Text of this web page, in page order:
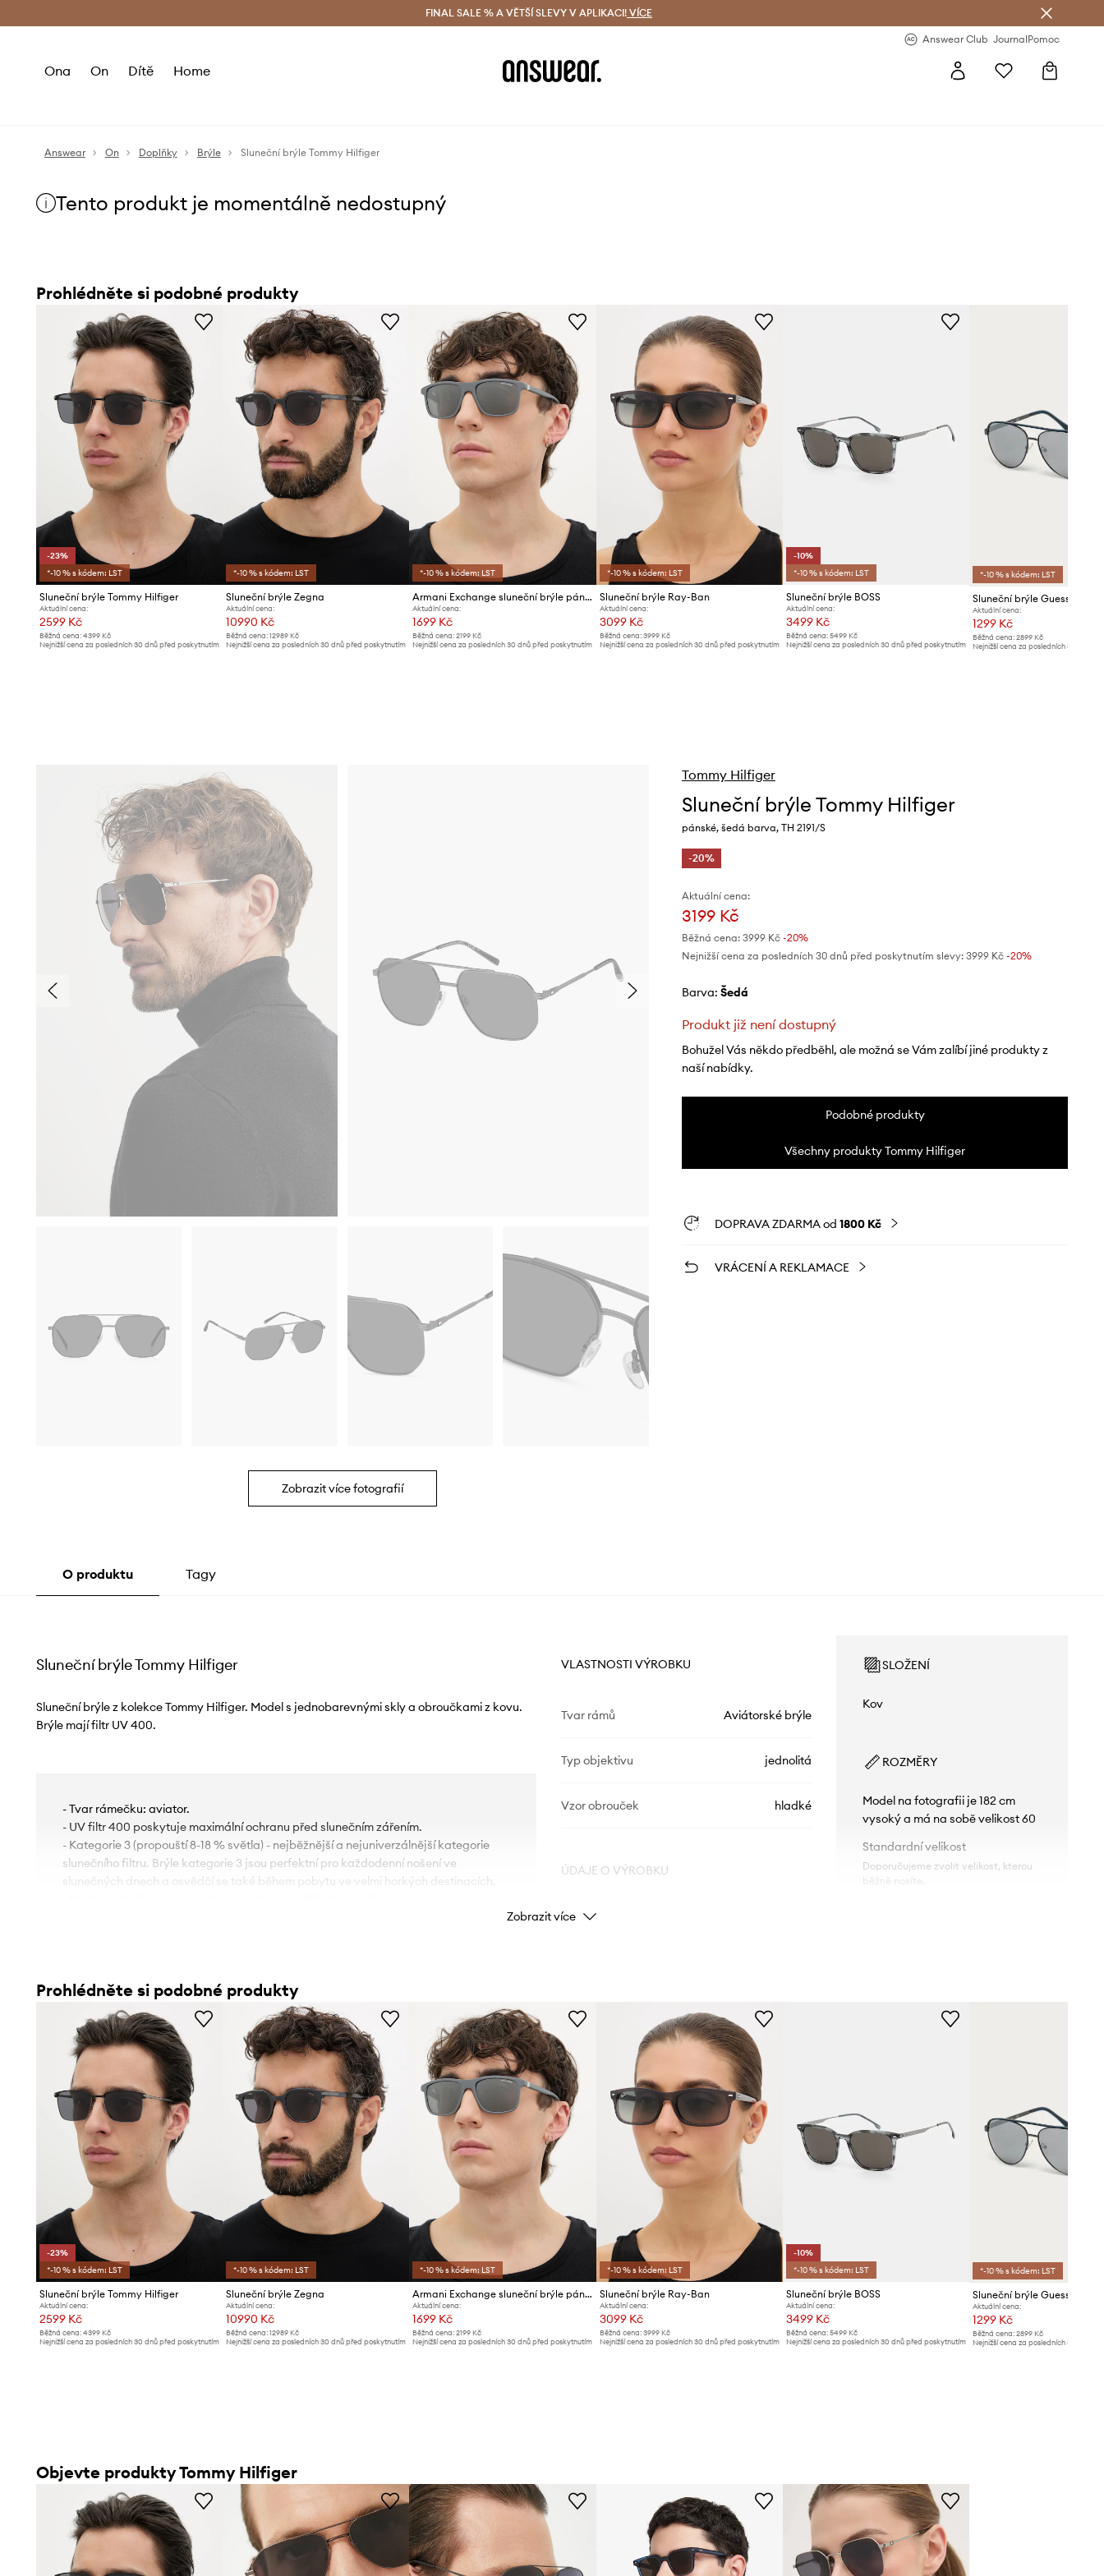
Doručení a vrácení zdarma (od 1800 Kč) Doručení i do 24 h
FINAL SALE % A VĚTŠÍ SLEVY V APLIKACI! VÍCE
Answear Club JournalPomoc
Ona On Dítě Home
Answear On Doplňky Brýle Sluneční brýle Tommy Hilfiger
Tento produkt je momentálně nedostupný
Prohlédněte si podobné produkty
-23%
*-10 % s kódem: LST
Sluneční brýle Tommy Hilfiger
Aktuální cena:
2599 Kč
Běžná cena: 4399 Kč
Nejnižší cena za posledních 30 dnů před poskytnutím
*-10 % s kódem: LST
Sluneční brýle Zegna
Aktuální cena:
10990 Kč
Běžná cena:12989 Kč
Nejnižší cena za posledních 30 dnů před poskytnutím
*-10 % s kódem: LST
Armani Exchange sluneční brýle pánské
Aktuální cena:
1699 Kč
Běžná cena: 2199 Kč
Nejnižší cena za posledních 30 dnů před poskytnutím
*-10 % s kódem: LST
Sluneční brýle Ray-Ban
Aktuální cena:
3099 Kč
Běžná cena: 3999 Kč
Nejnižší cena za posledních 30 dnů před poskytnutím
-10%
*-10 % s kódem: LST
Sluneční brýle BOSS
Aktuální cena:
3499 Kč
Běžná cena:5499 Kč
Nejnižší cena za posledních 30 dnů před poskytnutím
*-10 % s kódem: LST
Sluneční brýle Guess
Aktuální cena:
1299 Kč
Běžná cena: 2899 Kč
Nejnižší cena za posledních 30 dnů
Zobrazit více fotografií
Tommy Hilfiger
Sluneční brýle Tommy Hilfiger
pánské, šedá barva, TH 2191/S
-20%
Aktuální cena:
3199 Kč
Běžná cena: 3999 Kč-20%
Nejnižší cena za posledních 30 dnů před poskytnutím slevy: 3999 Kč -20%
Barva: šedá
Produkt již není dostupný
Bohužel Vás někdo předběhl, ale možná se Vám zalíbí jiné produkty z
naší nabídky.
Podobné produkty
Všechny produkty Tommy Hilfiger
DOPRAVA ZDARMA od 1800 Kč
VRÁCENÍ A REKLAMACE
O produktu Tagy
Sluneční brýle Tommy Hilfiger
Sluneční brýle z kolekce Tommy Hilfiger. Model s jednobarevnými skly a obroučkami z kovu.
Brýle mají filtr UV 400.
- Tvar rámečku: aviator.
- UV filtr 400 poskytuje maximální ochranu před slunečním zářením.
- Kategorie 3 (propouští 8-18 % světla) - nejběžnější a nejuniverzálnější kategorie
slunečního filtru. Brýle kategorie 3 jsou perfektní pro každodenní nošení ve
slunečných dnech a osvědčí se také během pobytu ve velmi horkých destinacích.
VLASTNOSTI VÝROBKU
Tvar rámů Aviátorské brýle
Typ objektivu jednolitá
Vzor obrouček hladké
ÚDAJE O VÝROBKU
Kód výrobce
Značka Tommy Hilfiger
ID produktu
SLOŽENÍ
Kov
ROZMĚRY
Model na fotografii je 182 cm
vysoký a má na sobě velikost 60
Standardní velikost
Doporučujeme zvolit velikost, kterou
běžně nosíte.
Kategorie filtru: Kat. 3
Zobrazit více
Prohlédněte si podobné produkty
-23%
*-10 % s kódem: LST
Sluneční brýle Tommy Hilfiger
Aktuální cena:
2599 Kč
Běžná cena: 4399 Kč
Nejnižší cena za posledních 30 dnů před poskytnutím
*-10 % s kódem: LST
Sluneční brýle Zegna
Aktuální cena:
10990 Kč
Běžná cena:12989 Kč
Nejnižší cena za posledních 30 dnů před poskytnutím
*-10 % s kódem: LST
Armani Exchange sluneční brýle pánské
Aktuální cena:
1699 Kč
Běžná cena: 2199 Kč
Nejnižší cena za posledních 30 dnů před poskytnutím
*-10 % s kódem: LST
Sluneční brýle Ray-Ban
Aktuální cena:
3099 Kč
Běžná cena: 3999 Kč
Nejnižší cena za posledních 30 dnů před poskytnutím
-10%
*-10 % s kódem: LST
Sluneční brýle BOSS
Aktuální cena:
3499 Kč
Běžná cena:5499 Kč
Nejnižší cena za posledních 30 dnů před poskytnutím
*-10 % s kódem: LST
Sluneční brýle Guess
Aktuální cena:
1299 Kč
Běžná cena: 2899 Kč
Nejnižší cena za posledních 30 dnů
Objevte produkty Tommy Hilfiger